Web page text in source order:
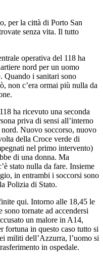
per la città di Porto San
senza vita. Il tutto
operativa del 118 ha
nord per un uomo
Quando i sanitari sono
non c’era ormai più nulla da
ha ricevuto una seconda
priva di sensi all’interno
nord. Nuovo soccorso, nuovo
della Croce verde di
nel primo intervento)
di una donna. Ma
stato nulla da fare. Insieme
in entrambi i soccorsi sono
Polizia di Stato.
qui. Intorno alle 18,45 le
sono tornate ad accendersi
un malore in A14,
fortuna in questo caso tutto si
militi dell’Azzurra, l’uomo si
in ospedale.